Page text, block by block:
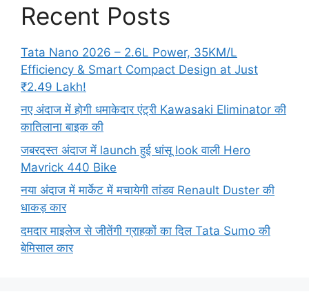
Recent Posts
Tata Nano 2026 – 2.6L Power, 35KM/L
Efficiency & Smart Compact Design at Just
₹2.49 Lakh!
नए अंदाज में होगी धमाकेदार एंट्री Kawasaki Eliminator की
कातिलाना बाइक की
जबरदस्त अंदाज में launch हुई धांसू look वाली Hero
Mavrick 440 Bike
नया अंदाज में मार्केट में मचायेगी तांडव Renault Duster की
धाकड़ कार
दमदार माइलेज से जीतेंगी ग्राहकों का दिल Tata Sumo की
बेमिसाल कार